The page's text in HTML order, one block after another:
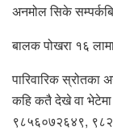
अनमोल सिके
बालक पोखरा १६
पारिवारिक
कहि कतै देखे वा भेटेमा
९८५६०७२६४९,